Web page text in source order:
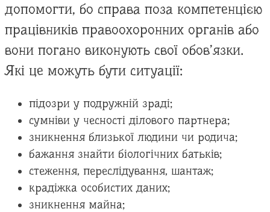
допомогти, бо справа поза компетенцією
працівників правоохоронних органів або
вони погано виконують свої обов’язки.
Які це можуть бути ситуації:
підозри у подружній зраді;
сумніви у чесності ділового партнера;
зникнення близької людини чи родича;
бажання знайти біологічних батьків;
стеження, переслідування, шантаж;
крадіжка особистих даних;
зникнення майна;